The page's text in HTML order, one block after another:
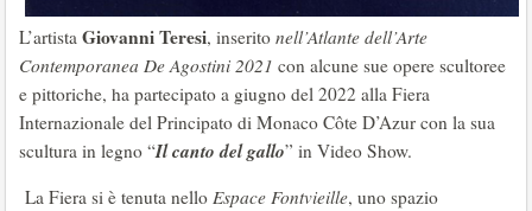
L’artista Giovanni Teresi, inserito nell’Atlante dell’Arte
Contemporanea De Agostini 2021 con alcune sue opere scultoree
e pittoriche, ha partecipato a giugno del 2022 alla Fiera
Internazionale del Principato di Monaco Côte D’Azur con la sua
scultura in legno “Il canto del gallo” in Video Show.
La Fiera si è tenuta nello Espace Fontvieille, uno spazio